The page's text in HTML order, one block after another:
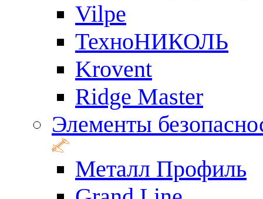
Vilpe
ТехноНИКОЛЬ
Krovent
Ridge Master
Элементы
Металл Профиль